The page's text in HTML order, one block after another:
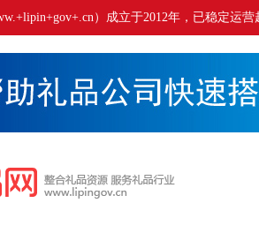
）成立于2012年，已稳定运